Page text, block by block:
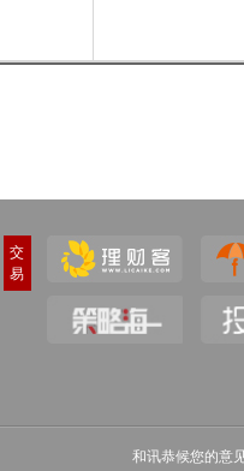
交
易
和讯恭候您的意